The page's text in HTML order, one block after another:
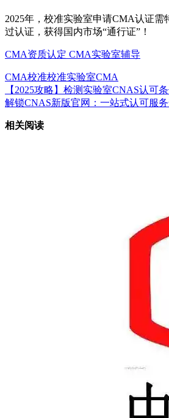
2025年，校准实验室申请CMA认证
过认证，获得国内市场“通行证”！
CMA资质认定 CMA实验室辅导
CMA校准校准实验室CMA
【2025攻略】检测实验室CNAS认可
解锁CNAS新版官网：一站式认可服
相关阅读